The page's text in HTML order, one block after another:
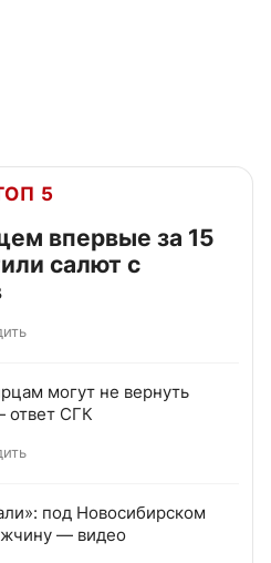
5
впервые за 15
салют с
могут не вернуть
ответ СГК
под Новосибирском
— видео